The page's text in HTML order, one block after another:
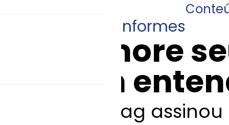
Informes
Aprimore
quem
A Anfarmag